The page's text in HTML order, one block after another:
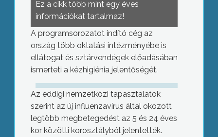
Ez a cikk több mint egy éves
információkat tartalmaz!
A programsorozatot indító cég az
ország több oktatási intézményébe is
ellátogat és sztárvendégek előadásában
ismerteti a kézhigiénia jelentőségét.
Az eddigi nemzetközi tapasztalatok
szerint az új influenzavírus által okozott
legtöbb megbetegedést az 5 és 24 éves
kor közötti korosztályból jelentették.